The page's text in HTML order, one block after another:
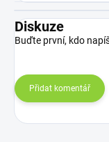
Diskuze
Buďte první, kdo
Přidat komentář